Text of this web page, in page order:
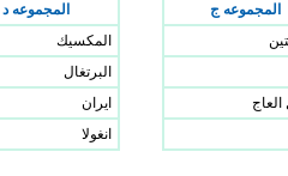
المجموعه د
المكسيك
البرتغال
ايران
انغولا
المجموعه ج